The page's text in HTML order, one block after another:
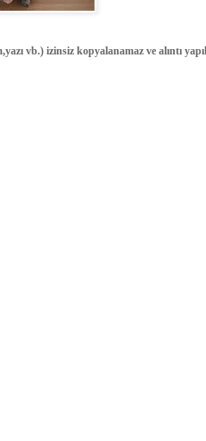
vb.) izinsiz kopyalanamaz ve alıntı